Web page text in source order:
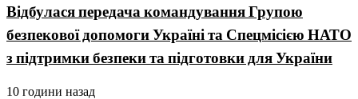
Відбулася передача командування Групою
безпекової допомоги Україні та Спецмісією НАТО
з підтримки безпеки та підготовки для України
10 години назад